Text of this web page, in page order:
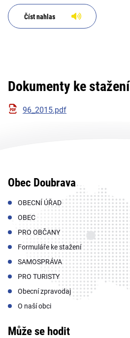
Číst nahlas
Dokumenty ke stažení
96_2015.pdf
Obec Doubrava
OBECNÍ ÚŘAD
OBEC
PRO OBČANY
Formuláře ke stažení
SAMOSPRÁVA
PRO TURISTY
Obecní zpravodaj
O naší obci
Může se hodit